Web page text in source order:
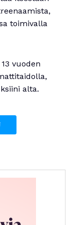
toimivalla
vuoden
alta.